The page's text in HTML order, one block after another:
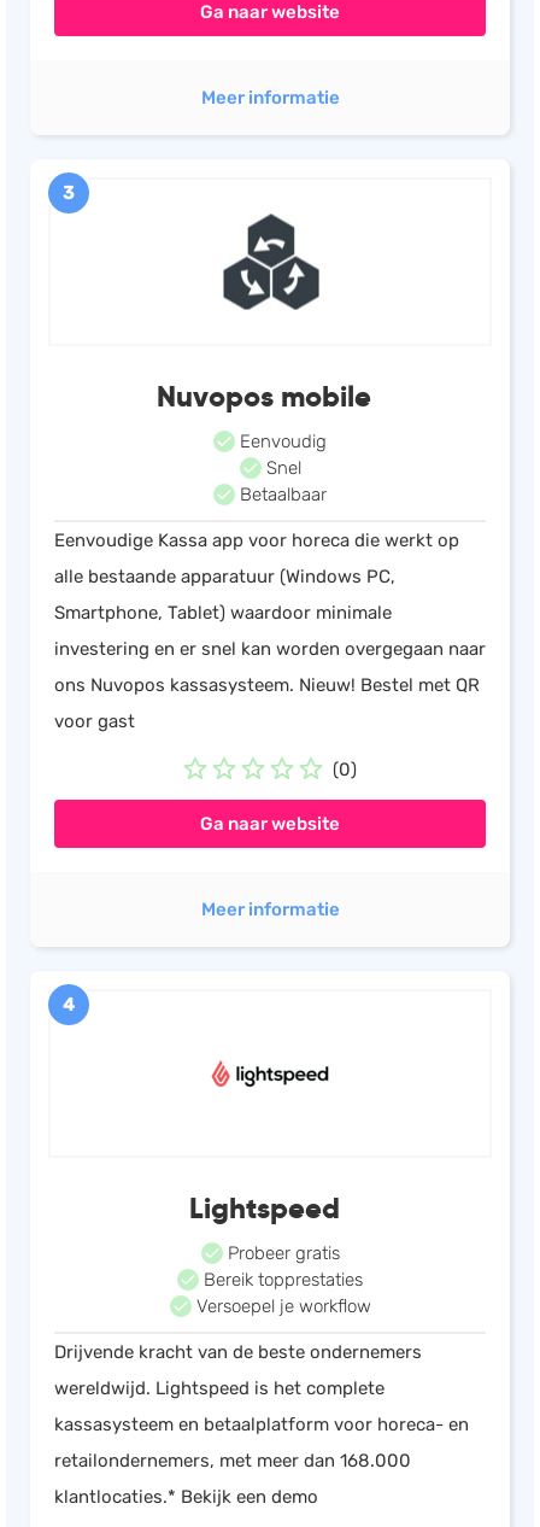
Ga naar website
Meer informatie
3
Nuvopos mobile
Eenvoudig
Snel
Betaalbaar
Eenvoudige Kassa app voor horeca die werkt op
alle bestaande apparatuur (Windows PC,
Smartphone, Tablet) waardoor minimale
investering en er snel kan worden overgegaan naar
ons Nuvopos kassasysteem. Nieuw! Bestel met QR
voor gast
(0)
Ga naar website
Meer informatie
4
Lightspeed
Probeer gratis
Bereik topprestaties
Versoepel je workflow
Drijvende kracht van de beste ondernemers
wereldwijd. Lightspeed is het complete
kassasysteem en betaalplatform voor horeca- en
retailondernemers, met meer dan 168.000
klantlocaties.* Bekijk een demo